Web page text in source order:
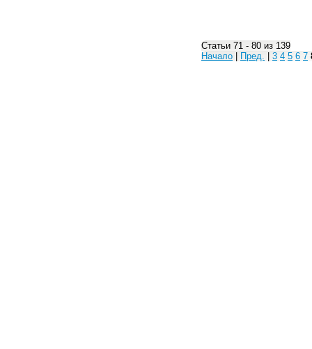
Статьи 71 - 80 из 139
Начало
Пред. 3 4 5 6 7